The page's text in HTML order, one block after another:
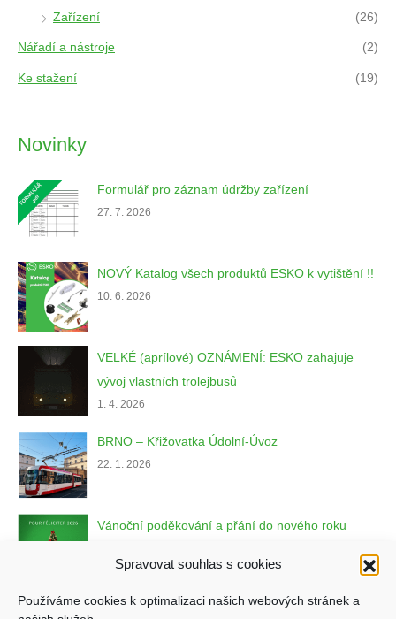
Spravovat souhlas s cookies
Používáme cookies k optimalizaci našich webových stránek a
Zařízení (26)
Nářadí a nástroje (2)
Ke stažení (19)
Novinky
Formulář pro záznam údržby zařízení
27. 7. 2026
NOVÝ Katalog všech produktů ESKO k vytištění !!
10. 6. 2026
VELKÉ (aprílové) OZNÁMENÍ: ESKO zahajuje
vývoj vlastních trolejbusů
1. 4. 2026
BRNO – Křižovatka Údolní-Úvoz
22. 1. 2026
Vánoční poděkování a přání do nového roku